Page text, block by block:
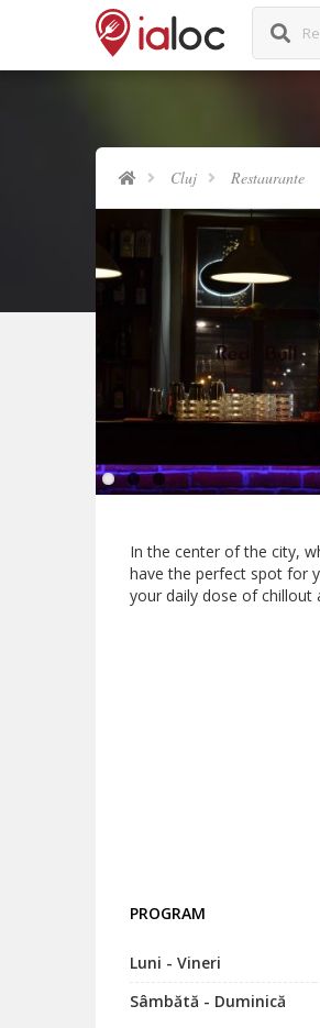
Cluj Restaurante
In the center of the city,
have the perfect spot for
your daily dose of chillout
PROGRAM
Luni - Vineri
Sâmbătă - Duminică